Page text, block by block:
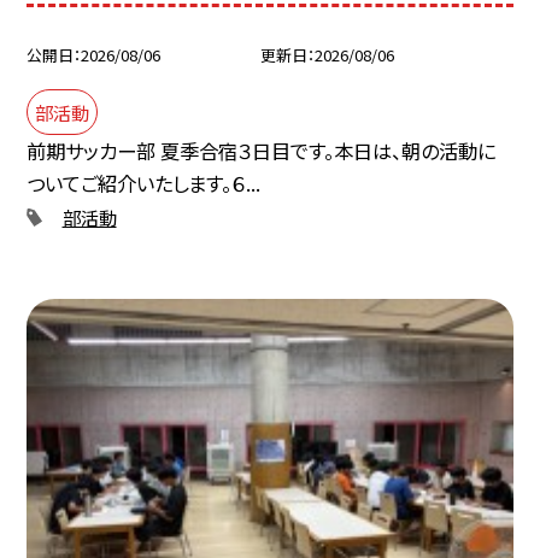
公開日 2026/08/06 更新日 2026/08/06
部活動
前期サッカー部 夏季合宿３日目です。本日は、朝の活動に
ついてご紹介いたします。６...
部活動